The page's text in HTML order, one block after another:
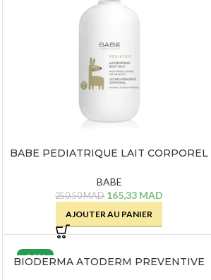
BABE PEDIATRIQUE LAIT CORPOREL
BABE
250,50MAD 165,33 MAD
AJOUTER AU PANIER
34%
BIODERMA ATODERM PREVENTIVE